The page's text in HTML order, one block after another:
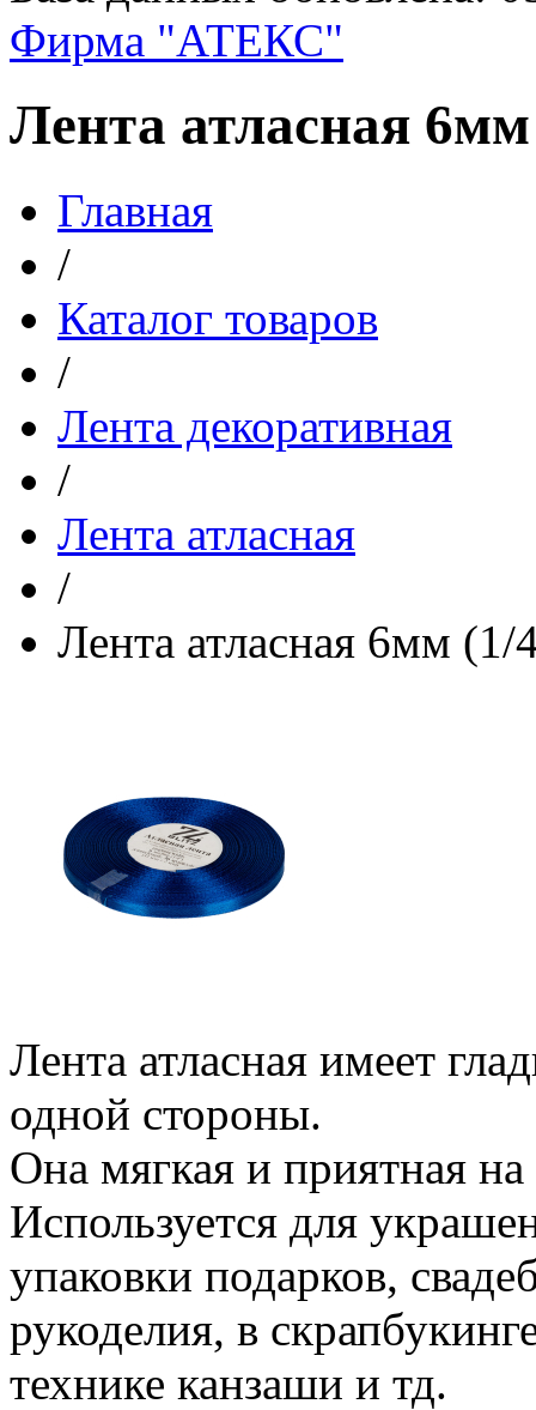
Фирма "АТЕКС"
Лента атласная
Главная
/
Каталог товаров
/
Лента декоративная
/
Лента атласная
/
Лента атласная 6мм
Лента атласная имеет
одной стороны.
Она мягкая и приятная
Используется для
упаковки подарков,
рукоделия, в
технике канзаши и тд.